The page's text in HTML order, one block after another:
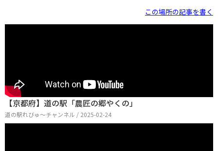
この場所の記事を書く
【京都府】道の駅「農匠の郷やくの」
道の駅れびゅ〜チャンネル / 2025-02-24